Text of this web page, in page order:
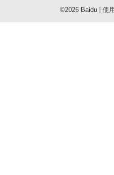
©2026 Baidu| 使